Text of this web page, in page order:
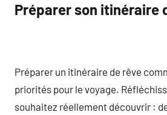
Préparer son itinéraire
Préparer un itinéraire de rêve
priorités pour le voyage.
souhaitez réellement découvrir :